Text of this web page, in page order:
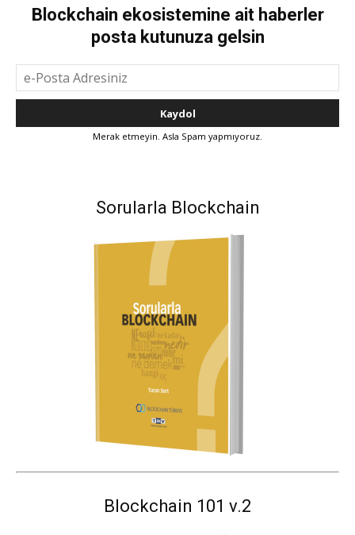
Blockchain ekosistemine ait haberler
posta kutunuza gelsin
Merak etmeyin. Asla Spam yapmıyoruz.
Sorularla Blockchain
Blockchain 101 v.2